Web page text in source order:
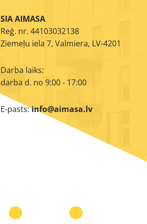
SIA AIMASA
Reģ. nr. 44103032138
Ziemeļu iela 7, Valmiera, LV-4201
Darba laiks:
darba d. no 9:00 - 17:00
E-pasts:info@aimasa.lv